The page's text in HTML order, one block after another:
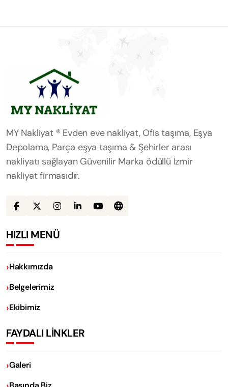
MY Nakliyat ® Evden eve nakliyat, Ofis taşıma, Eşya
Depolama, Parça eşya taşıma & Şehirler arası
nakliyatı sağlayan Güvenilir Marka ödüllü İzmir
nakliyat firmasıdır.
HIZLI MENÜ
Hakkımızda
Belgelerimiz
Ekibimiz
FAYDALI LİNKLER
Galeri